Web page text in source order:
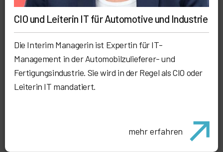
CIO und Leiterin IT für Automotive und Industrie
Die Interim Managerin ist Expertin für IT-
Management in der Automobilzulieferer- und
Fertigungsindustrie. Sie wird in der Regel als CIO oder
Leiterin IT mandatiert.
mehr erfahren